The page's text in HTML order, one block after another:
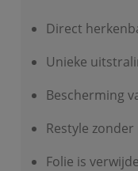
Direct
Unieke
Bescherming
Restyle
Folie is